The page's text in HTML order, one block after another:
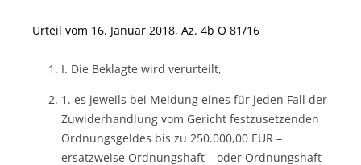
Urteil vom 16. Januar 2018, Az. 4b O 81/16
I. Die Beklagte wird verurteilt,
1. es jeweils bei Meidung eines für jeden Fall der
Zuwiderhandlung vom Gericht festzusetzenden
Ordnungsgeldes bis zu 250.000,00 EUR –
ersatzweise Ordnungshaft – oder Ordnungshaft